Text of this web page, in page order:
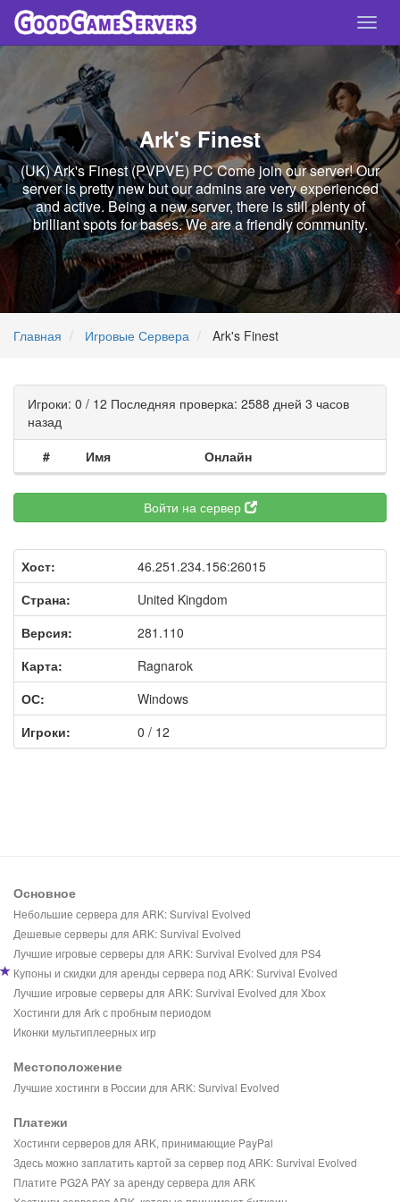
Ark's Finest
(UK) Ark's Finest (PVPVE) PC Come join our server! Our
server is pretty new but our admins are very experienced
and active. Being a new server, there is still plenty of
brilliant spots for bases. We are a friendly community.
Главная Игровые Сервера Ark's Finest
Игроки: 0 / 12 Последняя проверка: 2588 дней 3 часов
назад
#
Имя Онлайн
Войти на сервер
Хост:
46.251.234.156:26015
Страна:
United Kingdom
Версия:
281.110
Карта:
Ragnarok
ОС:
Windows
Игроки:
0 / 12
Основное
Небольшие сервера для ARK: Survival Evolved
Дешевые серверы для ARK: Survival Evolved
Лучшие игровые серверы для ARK: Survival Evolved для PS4
Купоны и скидки для аренды сервера под ARK: Survival Evolved
Лучшие игровые серверы для ARK: Survival Evolved для Xbox
Хостинги для Ark с пробным периодом
Иконки мультиплеерных игр
Местоположение
Лучшие хостинги в России для ARK: Survival Evolved
Платежи
Хостинги серверов для ARK, принимающие PayPal
Здесь можно заплатить картой за сервер под ARK: Survival Evolved
Платите PG2A PAY за аренду сервера для ARK